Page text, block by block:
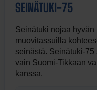
SEINÄTUKI-75
Seinätuki nojaa
muovitassuilla
seinästä. Seinätuki-
vain Suomi-Tikkaan
kanssa.